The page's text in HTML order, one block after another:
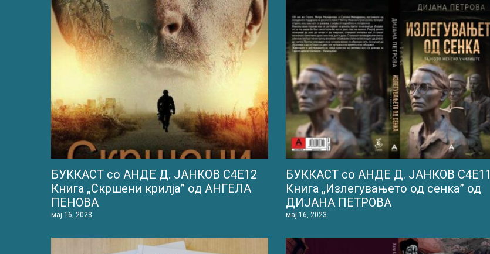
БУККАСТ со АНДЕ Д. ЈАНКОВ С4Е12
Книга „Скршени крилја” од АНГЕЛА
ПЕНОВА
мај 16, 2023
БУККАСТ со АНДЕ Д. ЈАНКОВ С4Е11
Книга „Излегувањето од сенка” од
ДИЈАНА ПЕТРОВА
мај 16, 2023